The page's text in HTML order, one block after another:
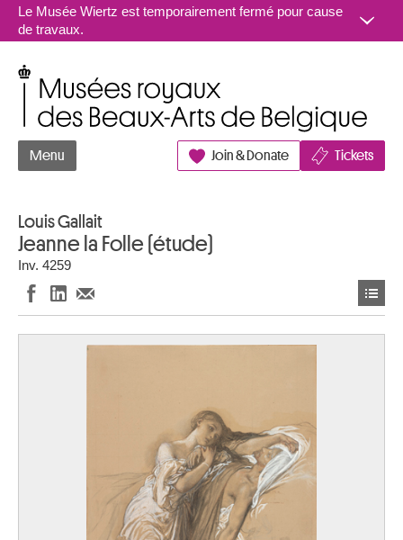
Aller au contenu
Le Musée Wiertz est temporairement fermé pour cause
de travaux.
Menu Join & Donate Tickets
Louis Gallait
Jeanne la Folle (étude)
Inv. 4259